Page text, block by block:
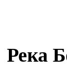
Река